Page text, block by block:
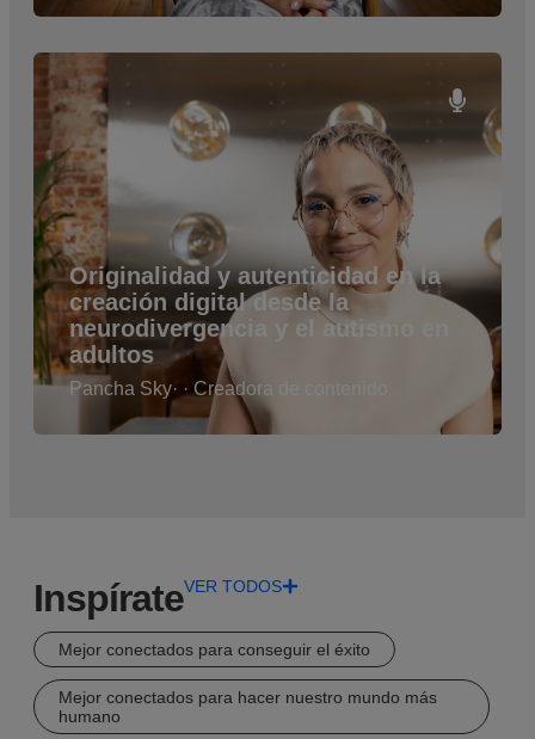
Originalidad y autenticidad en la
creación digital desde la
neurodivergencia y el autismo en
adultos
Pancha Sky· · Creadora de contenido
InspírateVER TODOS
Mejor conectados para conseguir el éxito
Mejor conectados para hacer nuestro mundo más
humano